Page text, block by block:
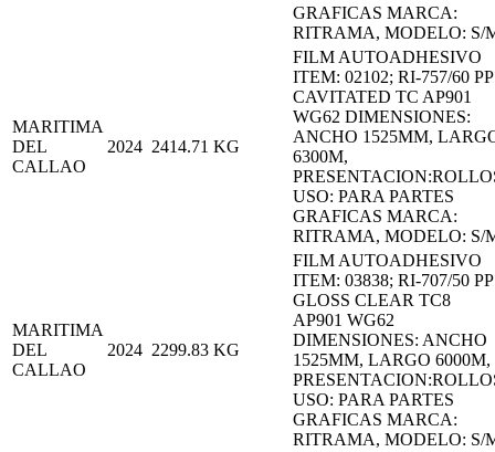
GRAFICAS MARCA:
RITRAMA, MODELO: S/
MARITIMA
DEL
CALLAO
2024 2414.71 KG
FILM AUTOADHESIVO
ITEM: 02102; RI-757/60 PP
CAVITATED TC AP901
WG62 DIMENSIONES:
ANCHO 1525MM,
6300M,
USO: PARA PARTES
GRAFICAS MARCA:
RITRAMA, MODELO: S/
MARITIMA
DEL
CALLAO
2024 2299.83 KG
FILM AUTOADHESIVO
ITEM: 03838; RI-707/50 PP
GLOSS CLEAR TC8
AP901 WG62
DIMENSIONES: ANCHO
1525MM, LARGO 6000M,
USO: PARA PARTES
GRAFICAS MARCA:
RITRAMA, MODELO: S/